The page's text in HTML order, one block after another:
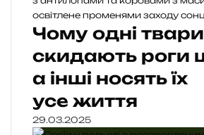
Чому одні
скидають роги
а інші носять їх
усе життя
29.03.2025